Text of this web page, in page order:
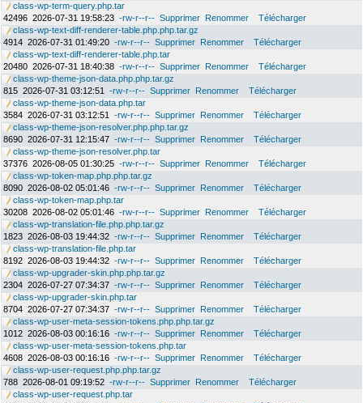
class-wp-term-query.php.tar
42496 2026-07-31 19:58:23 -rw-r--r-- Supprimer Renommer
Télécharger
class-wp-text-diff-renderer-table.php.php.tar.gz
4914 2026-07-31 01:49:20 -rw-r--r-- Supprimer Renommer
Télécharger
class-wp-text-diff-renderer-table.php.tar
20480 2026-07-31 18:40:38 -rw-r--r-- Supprimer Renommer
Télécharger
class-wp-theme-json-data.php.php.tar.gz
815 2026-07-31 03:12:51 -rw-r--r-- Supprimer Renommer
Télécharger
class-wp-theme-json-data.php.tar
3584 2026-07-31 03:12:51 -rw-r--r-- Supprimer Renommer
Télécharger
class-wp-theme-json-resolver.php.php.tar.gz
8690 2026-07-31 12:15:47 -rw-r--r-- Supprimer Renommer
Télécharger
class-wp-theme-json-resolver.php.tar
37376 2026-08-05 01:30:25 -rw-r--r-- Supprimer Renommer
Télécharger
class-wp-token-map.php.php.tar.gz
8090 2026-08-02 05:01:46 -rw-r--r-- Supprimer Renommer
Télécharger
class-wp-token-map.php.tar
30208 2026-08-02 05:01:46 -rw-r--r-- Supprimer Renommer
Télécharger
class-wp-translation-file.php.php.tar.gz
1823 2026-08-03 19:44:32 -rw-r--r-- Supprimer Renommer
Télécharger
class-wp-translation-file.php.tar
8192 2026-08-03 19:44:32 -rw-r--r-- Supprimer Renommer
Télécharger
class-wp-upgrader-skin.php.php.tar.gz
2304 2026-07-27 07:34:37 -rw-r--r-- Supprimer Renommer
Télécharger
class-wp-upgrader-skin.php.tar
8704 2026-07-27 07:34:37 -rw-r--r-- Supprimer Renommer
Télécharger
class-wp-user-meta-session-tokens.php.php.tar.gz
1012 2026-08-03 00:16:16 -rw-r--r-- Supprimer Renommer
Télécharger
class-wp-user-meta-session-tokens.php.tar
4608 2026-08-03 00:16:16 -rw-r--r-- Supprimer Renommer
Télécharger
class-wp-user-request.php.php.tar.gz
788 2026-08-01 09:19:52 -rw-r--r-- Supprimer Renommer
Télécharger
class-wp-user-request.php.tar